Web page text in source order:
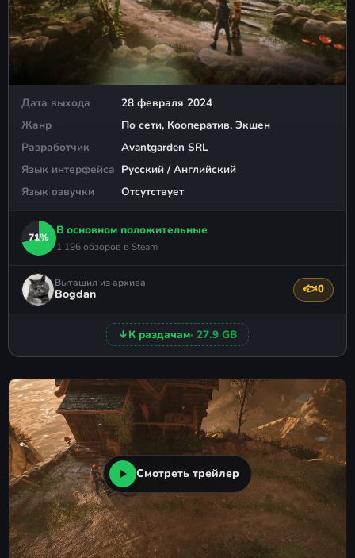
Дата выхода
28 февраля 2024
Жанр
По сети, Кооператив, Экшен
Разработчик
Avantgarden SRL
Язык интерфейса Русский / Английский
Язык озвучки
Отсутствует
71%
В основном положительные
1 196 обзоров в Steam
Вытащил из архива
Bogdan 🐟0
↓К раздачам· 27.9 GB
Смотреть трейлер